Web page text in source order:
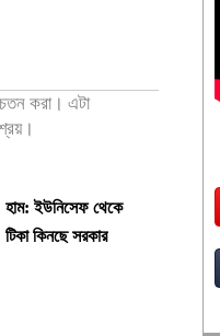
করা। এটা
হাম: ইউনিসেফ থেকে
টিকা কিনছে সরকার